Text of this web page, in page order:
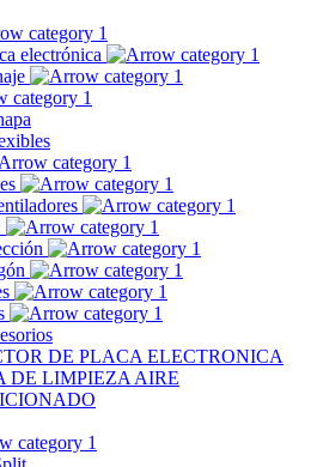
electrónica
DE PLACA ELECTRONICA
DE LIMPIEZA AIRE